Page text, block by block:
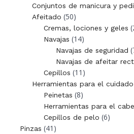
Conjuntos de manicura y
Afeitado (50)
Cremas, lociones y geles
Navajas (14)
Navajas de seguridad
Navajas de afeitar
Cepillos (11)
Herramientas para el
Peinetas (8)
Herramientas para el
Cepillos de pelo (6)
Pinzas (41)